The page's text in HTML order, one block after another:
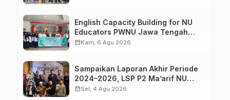
English Capacity Building for NU
Educators PWNU Jawa Tengah
Batch#4; Membuka Jalan Menuju
calendar_monthKam, 6 Agu 2026
Sampaikan Laporan Akhir Periode
2024–2026, LSP P2 Ma’arif NU
Jateng Mantapkan Sinergi Link and
calendar_monthSel, 4 Agu 2026